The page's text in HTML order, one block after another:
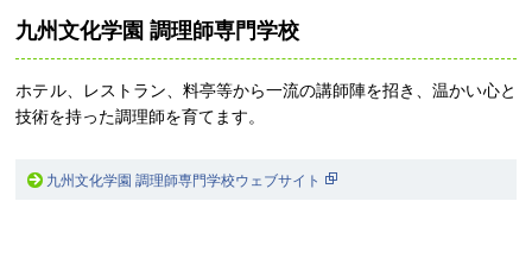
九州文化学園 調理師専門学校
ホテル、レストラン、料亭等から一流の講師陣を招き、温かい心と
技術を持った調理師を育てます。
九州文化学園 調理師専門学校ウェブサイト